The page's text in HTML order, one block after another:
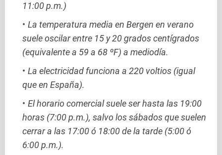
11:00 p.m.)
La temperatura media en Bergen en verano
suele oscilar entre 15 y 20 grados centígrados
(equivalente a 59 a 68 ºF) a mediodía.
La electricidad funciona a 220 voltios (igual
que en España).
El horario comercial suele ser hasta las 19:00
horas (7:00 p.m.), salvo los sábados que suelen
cerrar a las 17:00 ó 18:00 de la tarde (5:00 ó
6:00 p.m.).